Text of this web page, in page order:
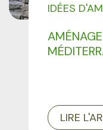
IDÉES
LIRE